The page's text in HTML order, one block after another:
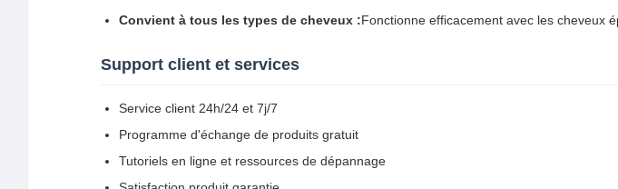
Convient à tous les types de cheveux :Fonctionne efficacement avec les cheveux
Support client et services
Service client 24h/24 et 7j/7
Programme d'échange de produits gratuit
Tutoriels en ligne et ressources de dépannage